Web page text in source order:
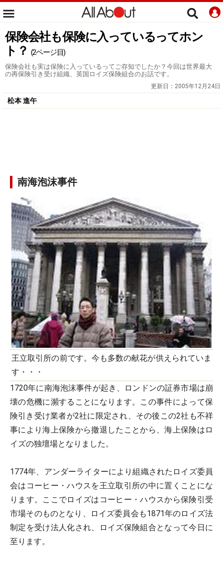
保険会社も保険に入っているってホン
ト？ (2ページ目)
保険会社も実は保険に入っているってご存知でしたか？今回は世界最大
の再保険引き受け組織、英国ロイズ保険組合のお話です。
更新日： 2005年12月24日
松本 進午
南海泡沫事件
王立取引所の前です。今も多数の献花が供えられていま
す・・・
1720年に南海泡沫事件が起き、ロンドンの証券市場は崩
壊の危機に瀕することになります。この事件によって保
険引き受け業者が2社に限定され、その後この2社も不祥
事により海上保険から撤退したことから、海上保険はロ
イズの独壇場となりました。
1774年、アンダーライターにより組織されたロイズ委員
会はコーヒー・ハウスを王立取引所の中に置くことにな
ります。ここでロイズはコーヒー・ハウスから保険引受
市場そのものとなり、ロイズ委員会も1871年のロイズ法
制定を受け法人化され、ロイズ保険組合となって今日に
至ります。